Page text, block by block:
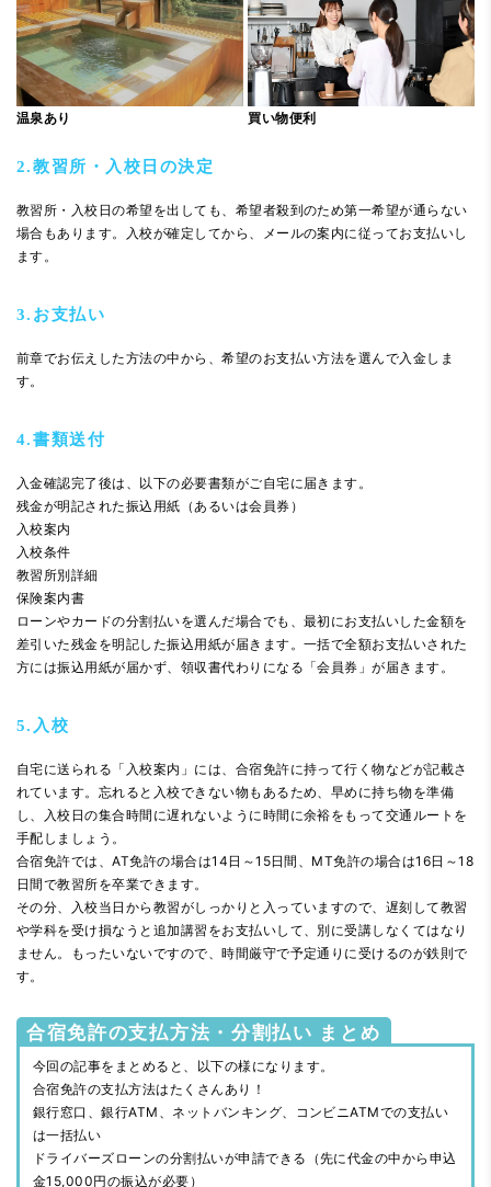
温泉あり 買い物便利
2.教習所・入校日の決定
教習所・入校日の希望を出しても、希望者殺到のため第一希望が通らない
場合もあります。入校が確定してから、メールの案内に従ってお支払いし
ます。
3.お支払い
前章でお伝えした方法の中から、希望のお支払い方法を選んで入金しま
す。
4.書類送付
入金確認完了後は、以下の必要書類がご自宅に届きます。
残金が明記された振込用紙（あるいは会員券）
入校案内
入校条件
教習所別詳細
保険案内書
ローンやカードの分割払いを選んだ場合でも、最初にお支払いした金額を
差引いた残金を明記した振込用紙が届きます。一括で全額お支払いされた
方には振込用紙が届かず、領収書代わりになる「会員券」が届きます。
5.入校
自宅に送られる「入校案内」には、合宿免許に持って行く物などが記載さ
れています。忘れると入校できない物もあるため、早めに持ち物を準備
し、入校日の集合時間に遅れないように時間に余裕をもって交通ルートを
手配しましょう。
合宿免許では、AT免許の場合は14日～15日間、MT免許の場合は16日～18
日間で教習所を卒業できます。
その分、入校当日から教習がしっかりと入っていますので、遅刻して教習
や学科を受け損なうと追加講習をお支払いして、別に受講しなくてはなり
ません。もったいないですので、時間厳守で予定通りに受けるのが鉄則で
す。
合宿免許の支払方法・分割払い まとめ
今回の記事をまとめると、以下の様になります。
合宿免許の支払方法はたくさんあり！
銀行窓口、銀行ATM、ネットバンキング、コンビニATMでの支払い
は一括払い
ドライバーズローンの分割払いが申請できる（先に代金の中から申込
金15,000円の振込が必要）